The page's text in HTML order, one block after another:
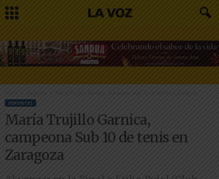
Inicio María Trujillo Garnica, campeona Sub 10 de tenis en Zaragoza
DEPORTES
María Trujillo Garnica,
campeona Sub 10 de tenis en
Zaragoza